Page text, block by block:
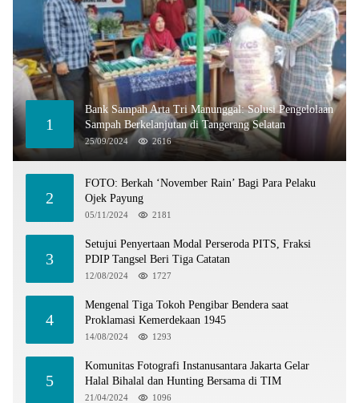
1
Bank Sampah Arta Tri Manunggal: Solusi Pengelolaan
Sampah Berkelanjutan di Tangerang Selatan
25/09/2024 2616
2
FOTO: Berkah ‘November Rain’ Bagi Para Pelaku
Ojek Payung
05/11/2024 2181
3
Setujui Penyertaan Modal Perseroda PITS, Fraksi
PDIP Tangsel Beri Tiga Catatan
12/08/2024 1727
4
Mengenal Tiga Tokoh Pengibar Bendera saat
Proklamasi Kemerdekaan 1945
14/08/2024 1293
5
Komunitas Fotografi Instanusantara Jakarta Gelar
Halal Bihalal dan Hunting Bersama di TIM
21/04/2024 1096